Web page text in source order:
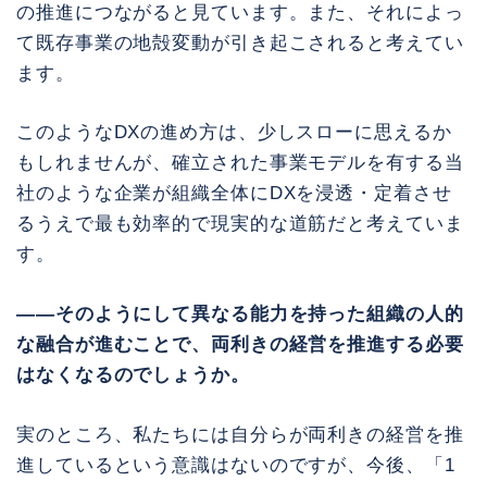
の推進につながると見ています。また、それによっ
て既存事業の地殻変動が引き起こされると考えてい
ます。
このようなDXの進め方は、少しスローに思えるか
もしれませんが、確立された事業モデルを有する当
社のような企業が組織全体にDXを浸透・定着させ
るうえで最も効率的で現実的な道筋だと考えていま
す。
――そのようにして異なる能力を持った組織の人的
な融合が進むことで、両利きの経営を推進する必要
はなくなるのでしょうか。
実のところ、私たちには自分らが両利きの経営を推
進しているという意識はないのですが、今後、「1